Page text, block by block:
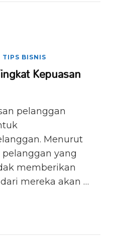
TIPS BISNIS
Kepuasan
pelanggan
Menurut
pelanggan yang
memberikan
mereka akan …